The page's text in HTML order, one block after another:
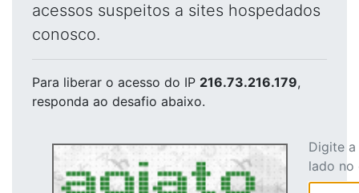
acessos suspeitos a sites hospedados
conosco.
Para liberar o acesso do IP 216.73.216.179,
responda ao desafio abaixo.
Digite
lado no